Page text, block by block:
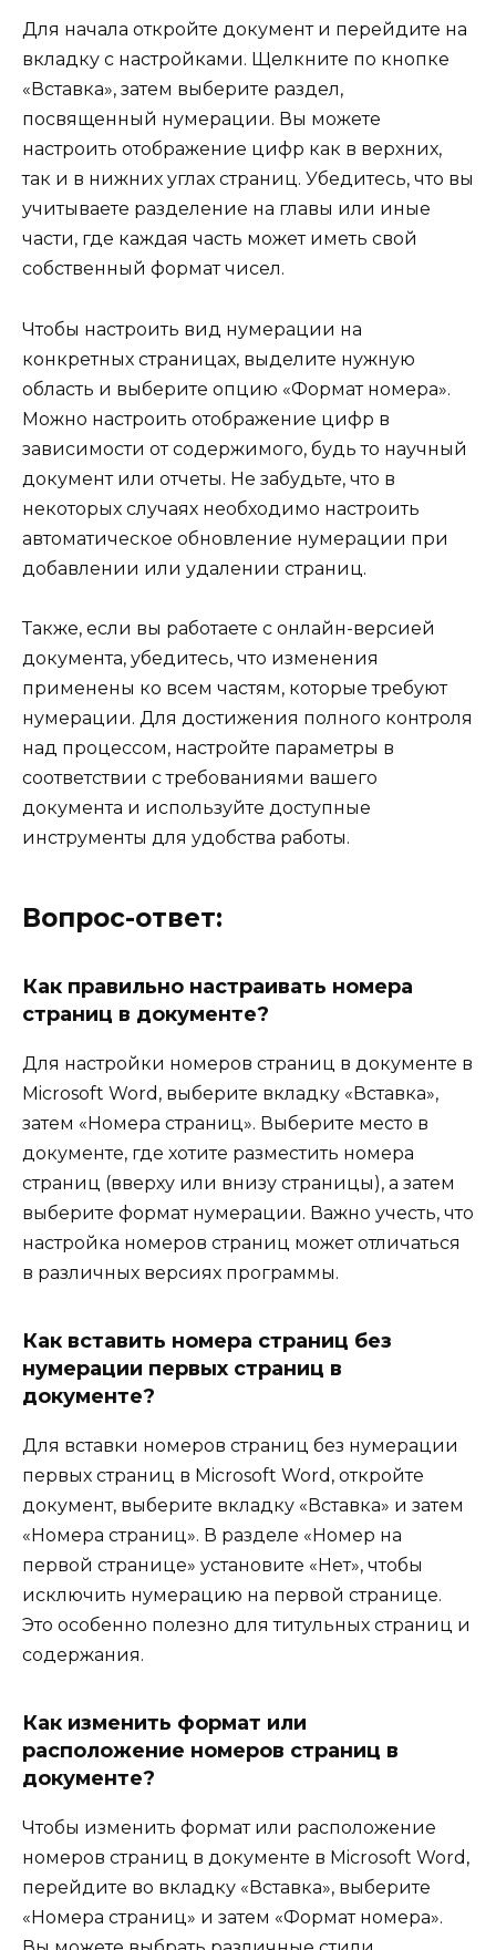
Для начала откройте документ и перейдите на
вкладку с настройками. Щелкните по кнопке
«Вставка», затем выберите раздел,
посвященный нумерации. Вы можете
настроить отображение цифр как в верхних,
так и в нижних углах страниц. Убедитесь, что вы
учитываете разделение на главы или иные
части, где каждая часть может иметь свой
собственный формат чисел.
Чтобы настроить вид нумерации на
конкретных страницах, выделите нужную
область и выберите опцию «Формат номера».
Можно настроить отображение цифр в
зависимости от содержимого, будь то научный
документ или отчеты. Не забудьте, что в
некоторых случаях необходимо настроить
автоматическое обновление нумерации при
добавлении или удалении страниц.
Также, если вы работаете с онлайн-версией
документа, убедитесь, что изменения
применены ко всем частям, которые требуют
нумерации. Для достижения полного контроля
над процессом, настройте параметры в
соответствии с требованиями вашего
документа и используйте доступные
инструменты для удобства работы.
Вопрос-ответ:
Как правильно настраивать номера
страниц в документе?
Для настройки номеров страниц в документе в
Microsoft Word, выберите вкладку «Вставка»,
затем «Номера страниц». Выберите место в
документе, где хотите разместить номера
страниц (вверху или внизу страницы), а затем
выберите формат нумерации. Важно учесть, что
настройка номеров страниц может отличаться
в различных версиях программы.
Как вставить номера страниц без
нумерации первых страниц в
документе?
Для вставки номеров страниц без нумерации
первых страниц в Microsoft Word, откройте
документ, выберите вкладку «Вставка» и затем
«Номера страниц». В разделе «Номер на
первой странице» установите «Нет», чтобы
исключить нумерацию на первой странице.
Это особенно полезно для титульных страниц и
содержания.
Как изменить формат или
расположение номеров страниц в
документе?
Чтобы изменить формат или расположение
номеров страниц в документе в Microsoft Word,
перейдите во вкладку «Вставка», выберите
«Номера страниц» и затем «Формат номера».